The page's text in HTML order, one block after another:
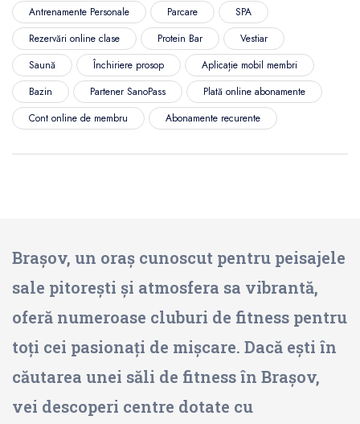
Antrenamente Personale Parcare
SPA
Rezervări online clase
Protein Bar
Vestiar
Saună
Închiriere prosop
Aplicație mobil membri
Bazin
Partener SanoPass
Plată online abonamente
Cont online de membru
Abonamente recurente
Brașov, un oraș cunoscut pentru peisajele
sale pitorești și atmosfera sa vibrantă,
oferă numeroase cluburi de fitness pentru
toți cei pasionați de mișcare. Dacă ești în
căutarea unei săli de fitness în Brașov,
vei descoperi centre dotate cu